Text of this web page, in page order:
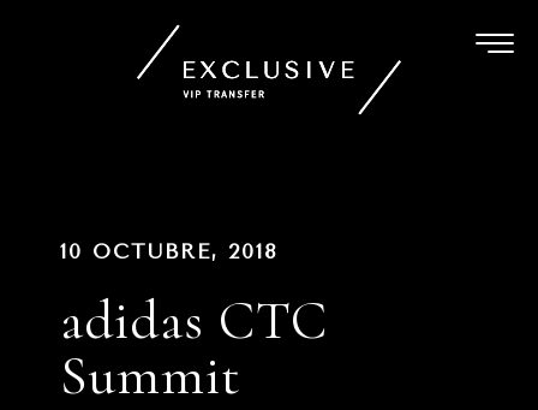
10 OCTUBRE, 2018
adidas CTC
Summit
Navegación
entradas